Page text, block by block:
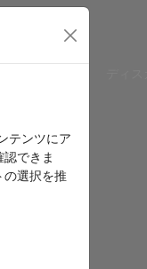
テンツにア
できま
の選択を推